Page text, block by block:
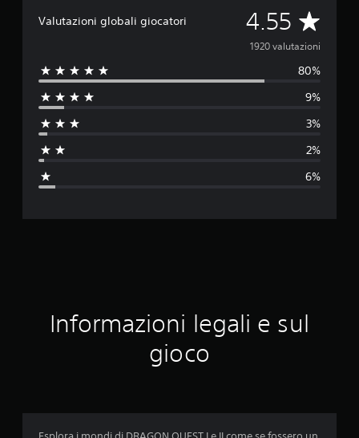
Valutazioni globali giocatori 4.55 V
a
i
e
1920 valutazioni
80%
9%
3%
2%
6%
Informazioni legali e sul
gioco